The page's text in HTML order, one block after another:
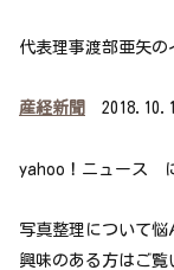
代表理事渡部亜矢の
産経新聞
yahoo！ニュース
写真整理について悩
興味のある方はご覧